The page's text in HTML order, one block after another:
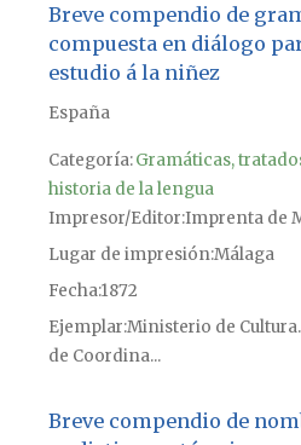
Breve compendio de
compuesta en diálogo
estudio á la niñez
España
Categoría:Gramáticas,
historia de la lengua
Impresor/Editor Imprenta de
Lugar de impresiónMálaga
Fecha1872
Ejemplar Ministerio de
de Coordina...
Breve compendio de